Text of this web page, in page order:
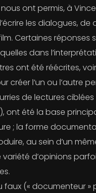
ont permis, à
les dialogues, de
Certaines réponses
dans
ont été réécrites,
créer l’un ou l’autre
de lectures
ont été la base
; la forme
au sein d’un
d’opinions
faux (« documenteur